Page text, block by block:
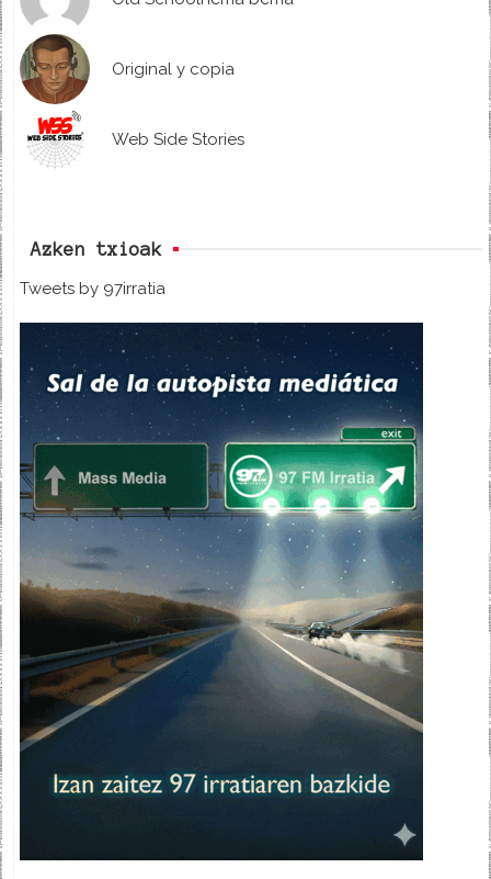
Original y copia
Web Side Stories
Azken txioak
Tweets by 97irratia